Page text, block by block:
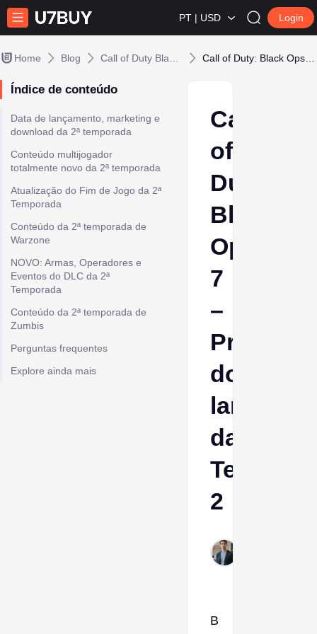
PT | USD Login
Home Blog
Índice de conteúdo
Data de lançamento, marketing e
download da 2ª temporada
Conteúdo multijogador
totalmente novo da 2ª temporada
Atualização do Fim de Jogo da 2ª
Temporada
Conteúdo da 2ª temporada de
Warzone
NOVO: Armas, Operadores e
Eventos do DLC da 2ª
Temporada
Conteúdo da 2ª temporada de
Zumbis
Perguntas frequentes
Explore ainda mais
Call
of
Duty:
Black
Ops
7
–
Prévia
do
da
2
B